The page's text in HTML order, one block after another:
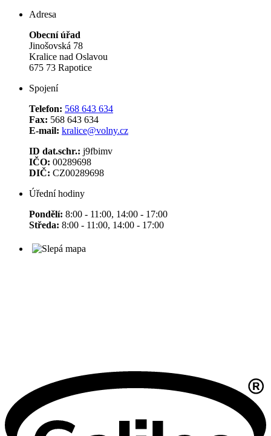
Adresa
Obecní úřad
Jinošovská 78
Kralice nad Oslavou
675 73 Rapotice
Spojení
Telefon: 568 643 634
Fax: 568 643 634
E-mail: kralice@volny.cz
ID dat.schr.: j9fbimv
IČO: 00289698
DIČ: CZ00289698
Úřední hodiny
Pondělí: 8:00 - 11:00, 14:00 - 17:00
Středa: 8:00 - 11:00, 14:00 - 17:00